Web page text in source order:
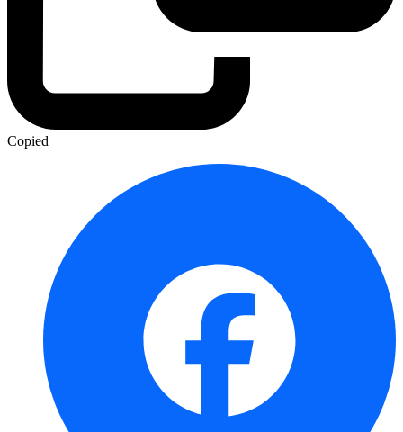
Copied